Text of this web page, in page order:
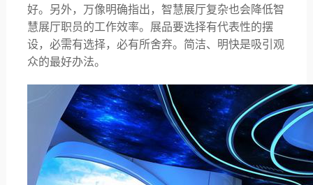
好。另外，万像明确指出，智慧展厅复杂也会降低智
慧展厅职员的工作效率。展品要选择有代表性的摆
设，必需有选择，必有所舍弃。简洁、明快是吸引观
众的最好办法。